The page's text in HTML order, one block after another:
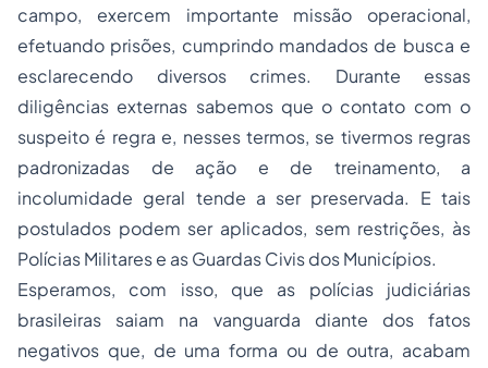
campo, exercem importante missão operacional,
efetuando prisões, cumprindo mandados de busca e
esclarecendo diversos crimes. Durante essas
diligências externas sabemos que o contato com o
suspeito é regra e, nesses termos, se tivermos regras
padronizadas de ação e de treinamento, a
incolumidade geral tende a ser preservada. E tais
postulados podem ser aplicados, sem restrições, às
Polícias Militares e as Guardas Civis dos Municípios.
Esperamos, com isso, que as polícias judiciárias
brasileiras saiam na vanguarda diante dos fatos
negativos que, de uma forma ou de outra, acabam